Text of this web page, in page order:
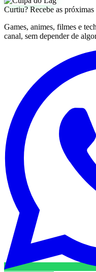
Curtiu? Recebe as
Games, animes, filmes e
canal, sem depender de